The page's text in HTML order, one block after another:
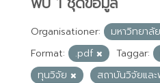
Organisationer:
มหาวิทยาลั
Format:
.pdf Taggar:
ทุนวิจัย
สถาบันวิจัยแล